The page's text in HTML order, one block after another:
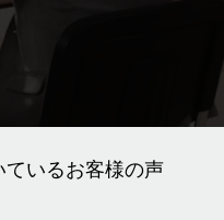
いるお客様の声